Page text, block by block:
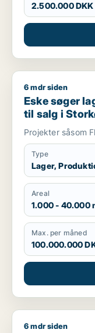
2.500.000 DKK
Eske søger lager
6 mdr siden
Eske søger
til salg i
Projekter såsom
Type
Lager,
Areal
1.000 - 40.000
Max. per måned
100.000.000
Digi søger
6 mdr siden